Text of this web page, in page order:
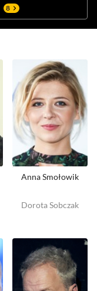
8
Anna Smołowik
Dorota Sobczak